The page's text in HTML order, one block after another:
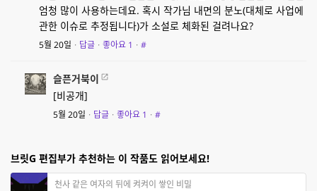
엄청 많이 사용하는데요. 혹시 작가님 내면의 분노(대체로 사업에
관한 이슈로 추정됩니다)가 소설로 체화된 걸려나요?
5월 20일 · 답글 · 좋아요 1 · #
슬픈거북이
[비공개]
5월 20일 · 답글 · 좋아요 1 · #
브릿G 편집부가 추천하는 이 작품도 읽어보세요!
천사 같은 여자의 뒤에 켜켜이 쌓인 비밀